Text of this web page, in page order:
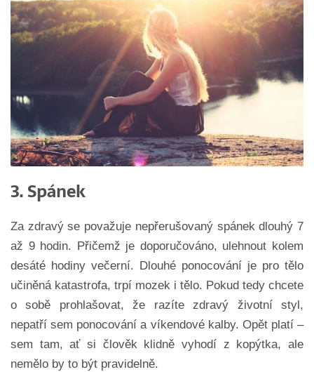
3. Spánek
Za zdravý se považuje nepřerušovaný spánek dlouhý 7
až 9 hodin. Přičemž je doporučováno, ulehnout kolem
desáté hodiny večerní. Dlouhé ponocování je pro tělo
učiněná katastrofa, trpí mozek i tělo. Pokud tedy chcete
o sobě prohlašovat, že razíte zdravý životní styl,
nepatří sem ponocování a víkendové kalby. Opět platí –
sem tam, ať si člověk klidně vyhodí z kopýtka, ale
nemělo by to být pravidelně.